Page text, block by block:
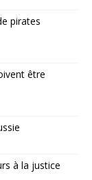
pirates
être
à la justice